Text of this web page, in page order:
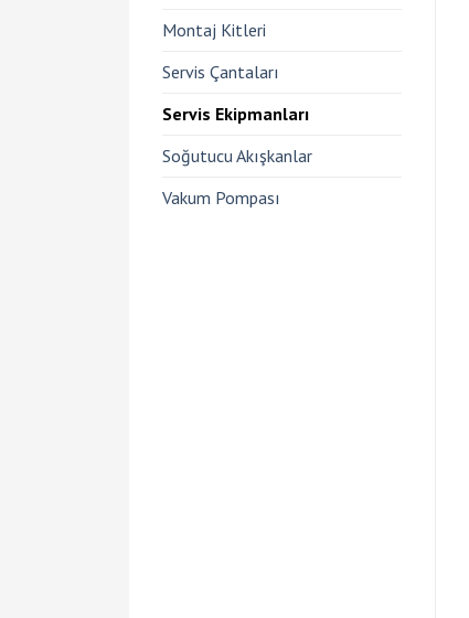
Montaj Kitleri
Servis Çantaları
Servis Ekipmanları
Soğutucu Akışkanlar
Vakum Pompası